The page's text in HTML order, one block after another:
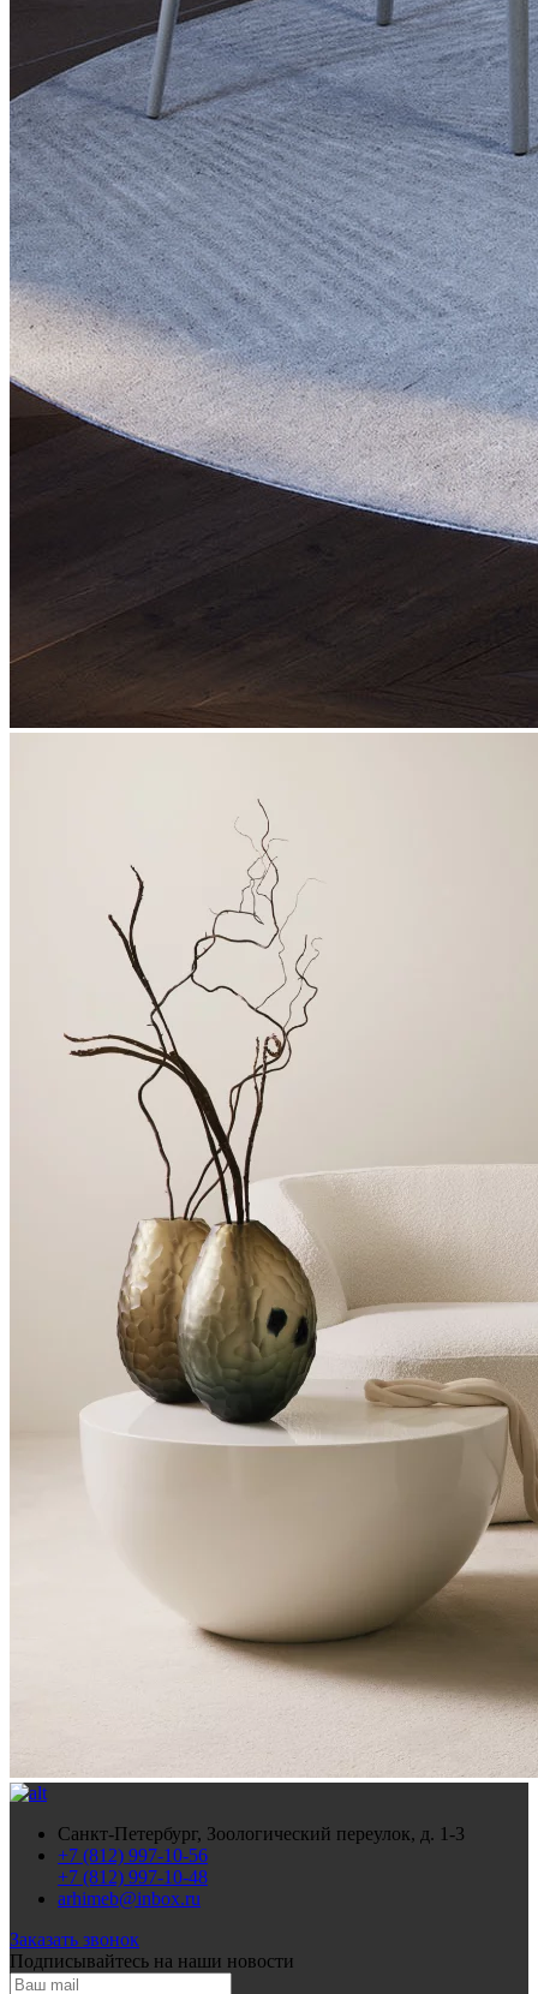
Санкт-Петербург, Зоологический переулок, д. 1-3
+7 (812) 997-10-56
+7 (812) 997-10-48
arhimeb@inbox.ru
Заказать звонок
Подписывайтесь на наши новости